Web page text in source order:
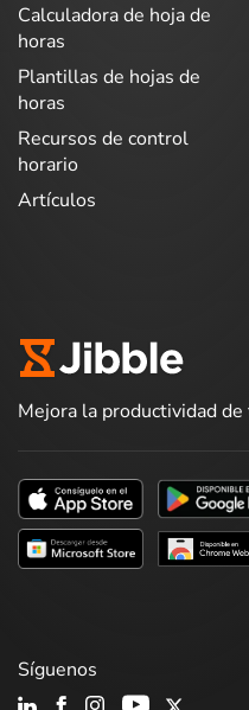
Calculadora de hoja de
horas
Plantillas de hojas de
horas
Recursos de control
horario
Artículos
Mejora la productividad
Síguenos